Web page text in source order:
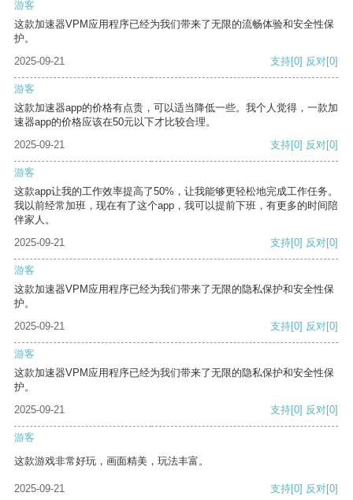
游客
这款加速器VPM应用程序已经为我们带来了无限的流畅体验和安全性保
护。
2025-09-21
支持[0] 反对[0]
游客
这款加速器app的价格有点贵，可以适当降低一些。我个人觉得，一款加
速器app的价格应该在50元以下才比较合理。
2025-09-21
支持[0] 反对[0]
游客
这款app让我的工作效率提高了50%，让我能够更轻松地完成工作任务。
我以前经常加班，现在有了这个app，我可以提前下班，有更多的时间陪
伴家人。
2025-09-21
支持[0] 反对[0]
游客
这款加速器VPM应用程序已经为我们带来了无限的隐私保护和安全性保
护。
2025-09-21
支持[0] 反对[0]
游客
这款加速器VPM应用程序已经为我们带来了无限的隐私保护和安全性保
护。
2025-09-21
支持[0] 反对[0]
游客
这款游戏非常好玩，画面精美，玩法丰富。
2025-09-21 支持[0] 反对[0]